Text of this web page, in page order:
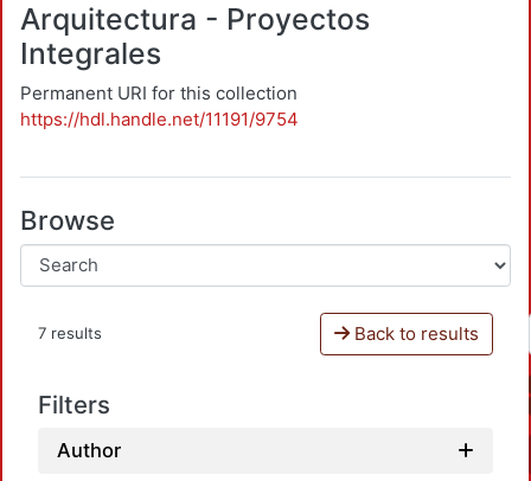
Arquitectura - Proyectos
Integrales
Permanent URI for this collection
https://hdl.handle.net/11191/9754
Browse
7 results Back to results
Filters
Author